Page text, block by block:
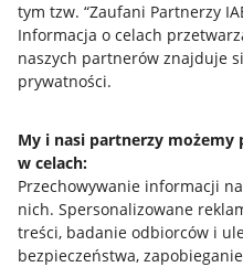
tym tzw. “Zaufani Partnerzy
Informacja o celach
naszych partnerów znajduje
prywatności.
My i nasi partnerzy możemy
w celach:
Przechowywanie informacji
nich. Spersonalizowane
treści, badanie odbiorców i
bezpieczeństwa,
Przydatne informacje
Jak to działa
Allegro Gadane dla
Allegro Gadane dla
Mapa miejscowości